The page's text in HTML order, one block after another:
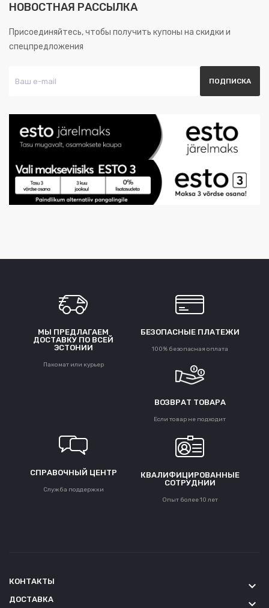
НОВОСТНАЯ РАССЫЛКА
Присоединяйтесь, чтобы получить купоны на скидки и
спецпредложения
МЫ ПРЕДЛАГАЕМ
ДОСТАВКУ ПО ВСЕЙ
ЭСТОНИИ
Пакомат или курьер
БЕЗОПАСНЫЕ ПЛАТЕЖИ
100% безопасная оплата
ВОЗВРАТ ТОВАРА
Если товар не подходит
СПРАВОЧНЫЙ ЦЕНТР
Служба поддержки
КВАЛИФИЦИРОВАННЫЕ
СОТРУДНИИ
Опыт более 10 лет
КОНТАКТЫ keyboard_arrow_down
ДОСТАВКА keyboard_arrow_down